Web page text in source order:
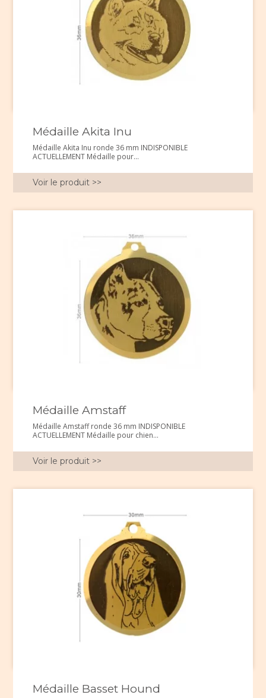
Médaille Akita Inu
Médaille Akita Inu ronde 36 mm INDISPONIBLE
ACTUELLEMENT Médaille pour...
Voir le produit >>
Médaille Amstaff
Médaille Amstaff ronde 36 mm INDISPONIBLE
ACTUELLEMENT Médaille pour chien...
Voir le produit >>
Médaille Basset Hound